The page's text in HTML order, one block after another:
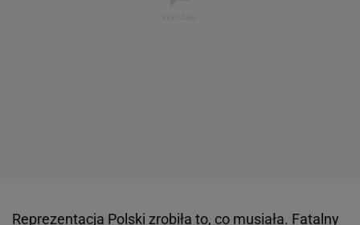
Reprezentacja Polski zrobiła to, co musiała. Fatalny